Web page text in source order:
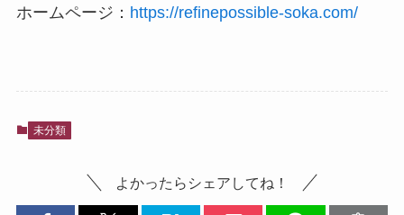
ホームページ： https://refinepossible-soka.com/
未分類
よかったらシェアしてね！